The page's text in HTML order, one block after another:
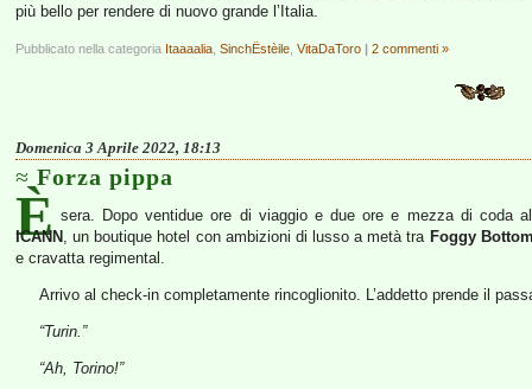
più bello per rendere di nuovo grande l’Italia.
Pubblicato nella categoria Itaaaalia SinchËstèile VitaDaToro | 2 commenti »
Domenica 3 Aprile 2022, 18:13
Forza pippa
È sera. Dopo ventidue ore di viaggio e due ore e mezza di coda
ICANN , un boutique hotel con ambizioni di lusso a metà tra Foggy
e cravatta regimental.
Arrivo al check-in completamente rincoglionito. L’addetto prende il
“Turin.”
“Ah, Torino!”